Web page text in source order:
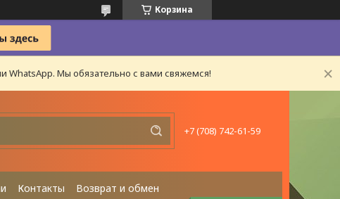
Корзина
WhatsApp. Мы обязательно с вами свяжемся!
+7 (708) 742-61-59
Контакты Возврат и обмен